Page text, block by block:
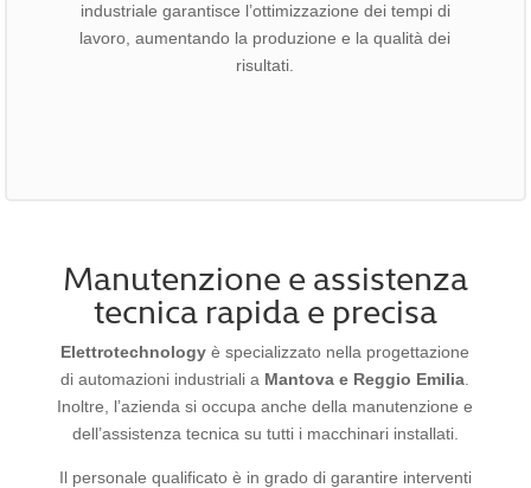
industriale garantisce l’ottimizzazione dei tempi di
lavoro, aumentando la produzione e la qualità dei
risultati.
Manutenzione e assistenza
tecnica rapida e precisa
Elettrotechnology è specializzato nella progettazione
di automazioni industriali a Mantova e Reggio Emilia
Inoltre, l’azienda si occupa anche della manutenzione e
dell’assistenza tecnica su tutti i macchinari installati.
Il personale qualificato è in grado di garantire interventi